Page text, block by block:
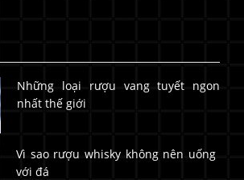
Những loại rượu vang tuyết ngon
nhất thế giới
Vì sao rượu whisky không nên uống
với đá